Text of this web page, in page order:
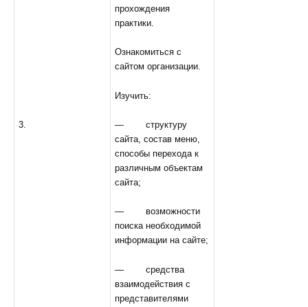
3.
прохождения
практики.
Ознакомиться с
сайтом организации.
Изучить:
— структуру
сайта, состав меню,
способы перехода к
различным объектам
сайта;
— возможности
поиска необходимой
информации на сайте;
— средства
взаимодействия с
представителями